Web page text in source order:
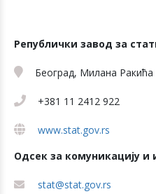
Републички завод за
Београд, Милана Ракића
+381 11 2412 922
www.stat.gov.rs
Одсек за комуникацију
stat@stat.gov.rs